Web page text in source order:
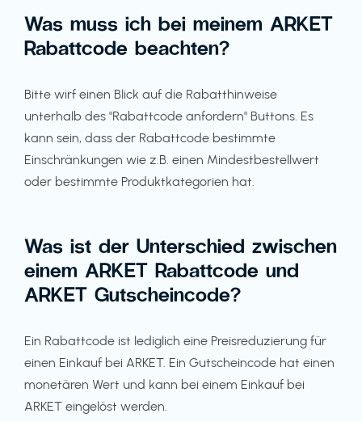
Was muss ich bei meinem ARKET
Rabattcode beachten?
Bitte wirf einen Blick auf die Rabatthinweise
unterhalb des "Rabattcode anfordern" Buttons. Es
kann sein, dass der Rabattcode bestimmte
Einschränkungen wie z.B. einen Mindestbestellwert
oder bestimmte Produktkategorien hat.
Was ist der Unterschied zwischen
einem ARKET Rabattcode und
ARKET Gutscheincode?
Ein Rabattcode ist lediglich eine Preisreduzierung für
einen Einkauf bei ARKET. Ein Gutscheincode hat einen
monetären Wert und kann bei einem Einkauf bei
ARKET eingelöst werden.